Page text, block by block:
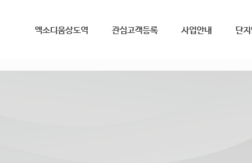
엑소디움상도역 관심고객등록 사업안내 단